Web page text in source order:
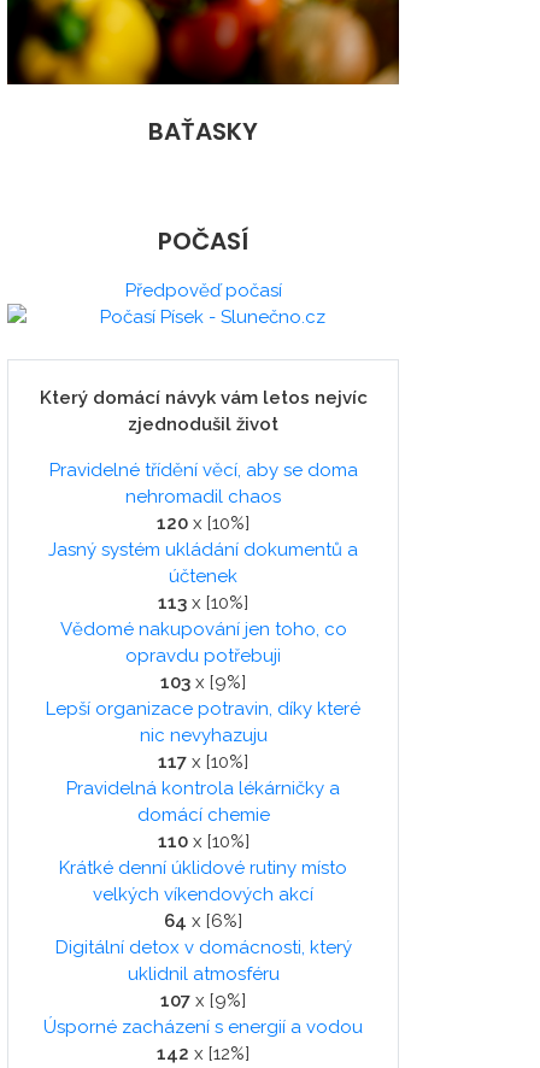
BAŤASKY
POČASÍ
Předpověď počasí
Který domácí návyk vám letos nejvíc
zjednodušil život
Pravidelné třídění věcí, aby se doma
nehromadil chaos
120 x [10%]
Jasný systém ukládání dokumentů a
účtenek
113 x [10%]
Vědomé nakupování jen toho, co
opravdu potřebuji
103 x [9%]
Lepší organizace potravin, díky které
nic nevyhazuju
117 x [10%]
Pravidelná kontrola lékárničky a
domácí chemie
110x [10%]
Krátké denní úklidové rutiny místo
velkých víkendových akcí
64 x [6%]
Digitální detox v domácnosti, který
uklidnil atmosféru
107 x [9%]
Úsporné zacházení s energií a vodou
142 x [12%]